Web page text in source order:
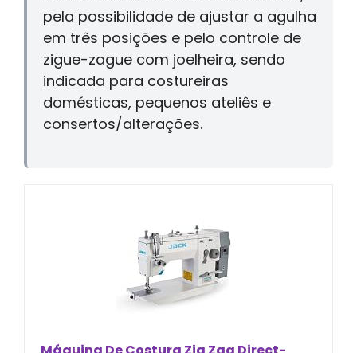
pela possibilidade de ajustar a agulha
em três posições e pelo controle de
zigue-zague com joelheira, sendo
indicada para costureiras
domésticas, pequenos ateliês e
consertos/alterações.